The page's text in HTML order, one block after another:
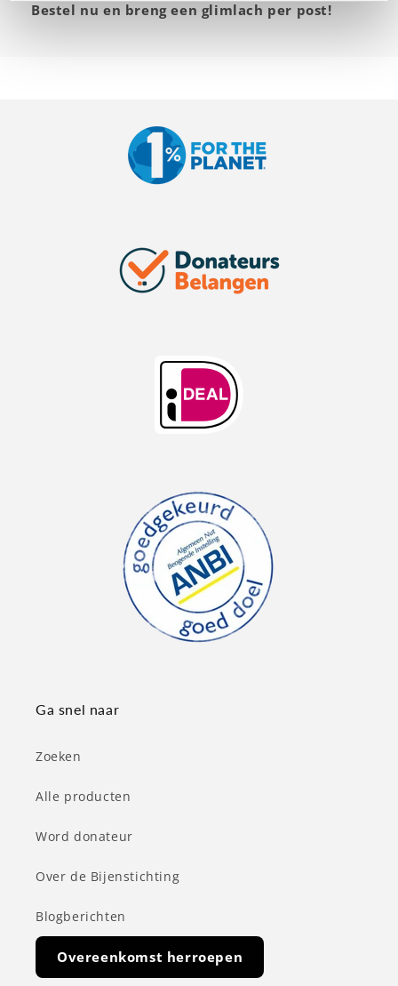
Bestel nu en breng een glimlach per post!
Ga snel naar
Zoeken
Alle producten
Word donateur
Over de Bijenstichting
Blogberichten
Overeenkomst herroepen